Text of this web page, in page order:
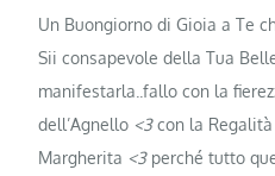
Un Buongiorno di Gioia a Te
Sii consapevole della Tua
manifestarla..fallo con la
dell’Agnello <3con la
Margherita <3perché tutto